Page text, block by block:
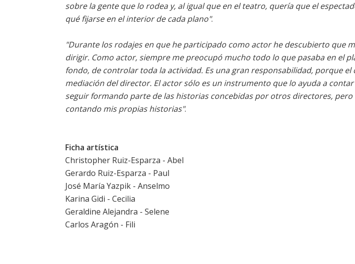
sobre la gente que lo rodea y, al igual que en el teatro, quería que el
qué fijarse en el interior de cada plano".
"Durante los rodajes en que he participado como actor he descubierto que
dirigir. Como actor, siempre me preocupó mucho todo lo que pasaba en el
fondo, de controlar toda la actividad. Es una gran responsabilidad, porque el
mediación del director. El actor sólo es un instrumento que lo ayuda a
seguir formando parte de las historias concebidas por otros directores,
contando mis propias historias".
Ficha artística
Christopher Ruiz-Esparza - Abel
Gerardo Ruiz-Esparza - Paul
José María Yazpik - Anselmo
Karina Gidi - Cecilia
Geraldine Alejandra - Selene
Carlos Aragón - Fili